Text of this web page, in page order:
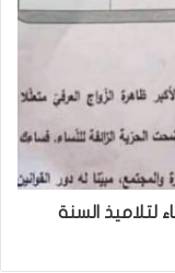
لتلاميذ السنة